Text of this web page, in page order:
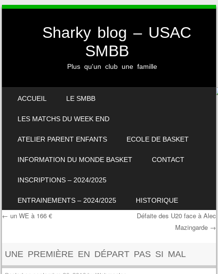
Sharky blog – USAC
SMBB
Plus qu'un club une famille
ACCUEIL LE SMBB
LES MATCHS DU WEEK END
ATELIER PARENT ENFANTS ECOLE DE BASKET
INFORMATION DU MONDE BASKET CONTACT
INSCRIPTIONS – 2024/2025
ENTRAINEMENTS – 2024/2025 HISTORIQUE
← un WE à 166 €
Défaite des U20 face à Alec
Mazingarde →
UNE PREMIÈRE EN DÉPART PAS SI MAL